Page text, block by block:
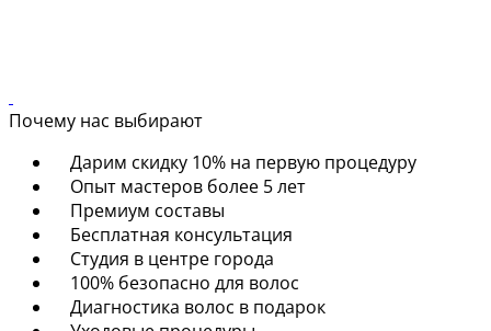
Почему нас выбирают
Дарим скидку 10% на первую процедуру
Опыт мастеров более 5 лет
Премиум составы
Бесплатная консультация
Студия в центре города
100% безопасно для волос
Диагностика волос в подарок